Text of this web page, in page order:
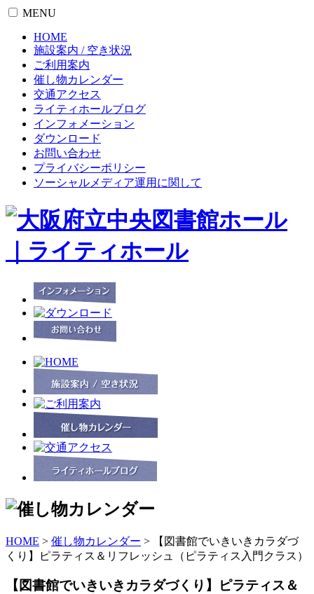
MENU
HOME
施設案内 / 空き状況
ご利用案内
催し物カレンダー
交通アクセス
ライティホールブログ
インフォメーション
ダウンロード
お問い合わせ
プライバシーポリシー
ソーシャルメディア運用に関して
HOME > 催し物カレンダー > 【図書館でいきいきカラダづ
くり】ピラティス＆リフレッシュ（ピラティス入門クラス）
【図書館でいきいきカラダづくり】ピラティス＆